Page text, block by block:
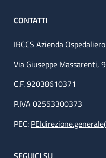
CONTATTI
IRCCS Azienda
Via Giuseppe Massarenti,
C.F. 92038610371
P.IVA 02553300373
PEC:
SEGUICI SU